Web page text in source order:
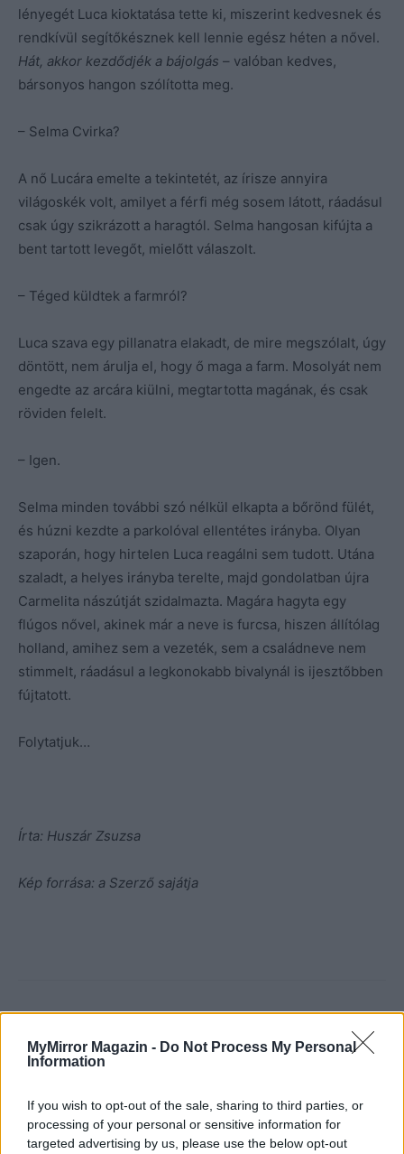
MyMirror Magazin - Do Not Process My Personal
Information
If you wish to opt-out of the sale, sharing to third parties, or
processing of your personal or sensitive information for
targeted advertising by us, please use the below opt-out
lényegét Luca kioktatása tette ki, miszerint kedvesnek és
rendkívül segítőkésznek kell lennie egész héten a nővel.
Hát, akkor kezdődjék a bájolgás – valóban kedves,
bársonyos hangon szólította meg.
– Selma Cvirka?
A nő Lucára emelte a tekintetét, az írisze annyira
világoskék volt, amilyet a férfi még sosem látott, ráadásul
csak úgy szikrázott a haragtól. Selma hangosan kifújta a
bent tartott levegőt, mielőtt válaszolt.
– Téged küldtek a farmról?
Luca szava egy pillanatra elakadt, de mire megszólalt, úgy
döntött, nem árulja el, hogy ő maga a farm. Mosolyát nem
engedte az arcára kiülni, megtartotta magának, és csak
röviden felelt.
– Igen.
Selma minden további szó nélkül elkapta a bőrönd fülét,
és húzni kezdte a parkolóval ellentétes irányba. Olyan
szaporán, hogy hirtelen Luca reagálni sem tudott. Utána
szaladt, a helyes irányba terelte, majd gondolatban újra
Carmelita nászútját szidalmazta. Magára hagyta egy
flúgos nővel, akinek már a neve is furcsa, hiszen állítólag
holland, amihez sem a vezeték, sem a családneve nem
stimmelt, ráadásul a legkonokabb bivalynál is ijesztőbben
fújtatott.
Folytatjuk…
Írta: Huszár Zsuzsa
Kép forrása: a Szerző sajátja